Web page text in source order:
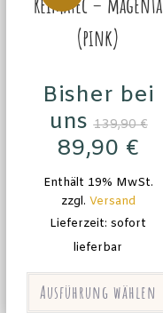
(pink)
Bisher bei
uns 139,90€
89,90 €
Enthält 19% MwSt.
zzgl. Versand
Lieferzeit: sofort
lieferbar
Ausführung wählen